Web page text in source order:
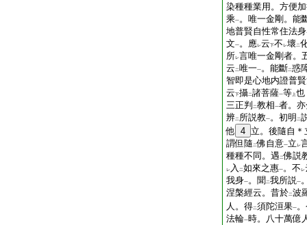
染種種業用。方便
乘一。唯一金剛。能
地普賢自性常住法身
文一。應レ云下不 レ壞 二
所レ言唯一金剛者。
云 二唯一一。能斷二惑
智即是心地内證普
云下攝二諸菩薩一等 上也
三正判
二教相一者。
辨二 所説教一。初明 二
他 4 立。後隨自
謂但隨 二佛自意一立 レ
種種不同。遇 二佛説
レ 入 二如來之惠一。不 レ
我身一。聞 二我所説一
涅槃經云。昔於二波
人。得二須陀洹果一
法輪一時。八十萬億